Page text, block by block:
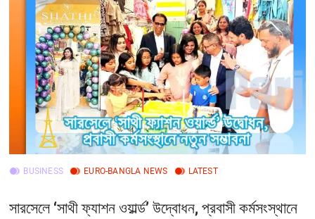
t
t
o
n
BUSINESS EURO-BANGLA NEWS LATEST
সারসেলে ‘সাথী ফ্যাশন ওয়ার্ল্ড’ উদ্বোধন, প্রবাসী কর্মসংস্থানে